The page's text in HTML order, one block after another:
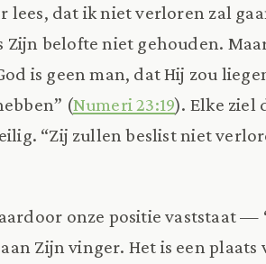
dat ik niet verloren zal
Zijn belofte niet gehouden.
is geen man, dat Hij zou
(Numeri 23:19). Elke ziel
“Zij zullen beslist niet
onze positie vaststaat —
Zijn vinger. Het is een plaats